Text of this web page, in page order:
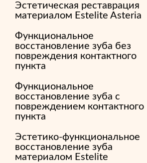
Эстетическая реставрация
материалом Estelite Asteria
Функциональное
восстановление зуба без
повреждения контактного
пункта
Функциональное
восстановление зуба с
повреждением контактного
пункта
Эстетико-функциональное
восстановление зуба
материалом Estelite